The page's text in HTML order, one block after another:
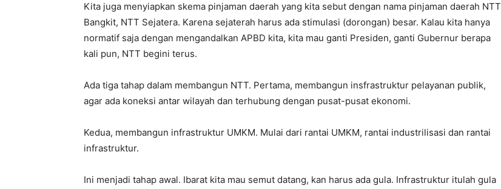
Kita juga menyiapkan skema pinjaman daerah yang kita sebut dengan nama pinjaman daerah NTT
Bangkit, NTT Sejatera. Karena sejaterah harus ada stimulasi (dorongan) besar. Kalau kita hanya
normatif saja dengan mengandalkan APBD kita, kita mau ganti Presiden, ganti Gubernur berapa
kali pun, NTT begini terus.
Ada tiga tahap dalam membangun NTT. Pertama, membangun insfrastruktur pelayanan publik,
agar ada koneksi antar wilayah dan terhubung dengan pusat-pusat ekonomi.
Kedua, membangun infrastruktur UMKM. Mulai dari rantai UMKM, rantai industrilisasi dan rantai
infrastruktur.
Ini menjadi tahap awal. Ibarat kita mau semut datang, kan harus ada gula. Infrastruktur itulah gula